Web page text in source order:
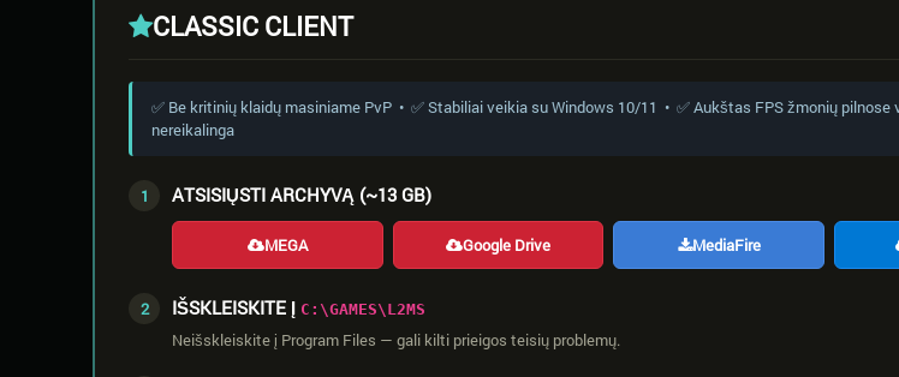
CLASSIC CLIENT
✅ Be kritinių klaidų masiniame PvP • ✅ Stabiliai veikia su Windows 10/11 • ✅ Aukštas FPS žmonių
nereikalinga
1 ATSISIŲSTI ARCHYVĄ (~13 GB)
MEGA Google Drive MediaFire
2 IŠSKLEISKITE Į C:\GAMES\L2MS
Neišskleiskite į Program Files — gali kilti prieigos teisių problemų.